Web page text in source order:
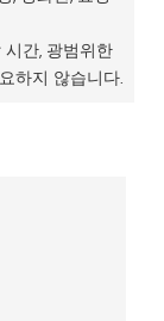
간, 광범위한
하지 않습니다.